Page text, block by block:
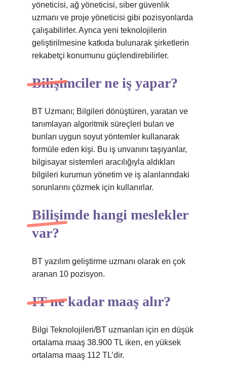
yöneticisi, ağ yöneticisi, siber güvenlik
uzmanı ve proje yöneticisi gibi pozisyonlarda
çalışabilirler. Ayrıca yeni teknolojilerin
geliştirilmesine katkıda bulunarak şirketlerin
rekabetçi konumunu güçlendirebilirler.
Bilişimciler ne iş yapar?
BT Uzmanı; Bilgileri dönüştüren, yaratan ve
tanımlayan algoritmik süreçleri bulan ve
bunları uygun soyut yöntemler kullanarak
formüle eden kişi. Bu iş unvanını taşıyanlar,
bilgisayar sistemleri aracılığıyla aldıkları
bilgileri kurumun yönetim ve iş alanlarındaki
sorunlarını çözmek için kullanırlar.
Bilişimde hangi meslekler
var?
BT yazılım geliştirme uzmanı olarak en çok
aranan 10 pozisyon.
IT ne kadar maaş alır?
Bilgi Teknolojileri/BT uzmanları için en düşük
ortalama maaş 38.900 TL iken, en yüksek
ortalama maaş 112 TL’dir.